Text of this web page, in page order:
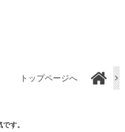
トップページへ
す。